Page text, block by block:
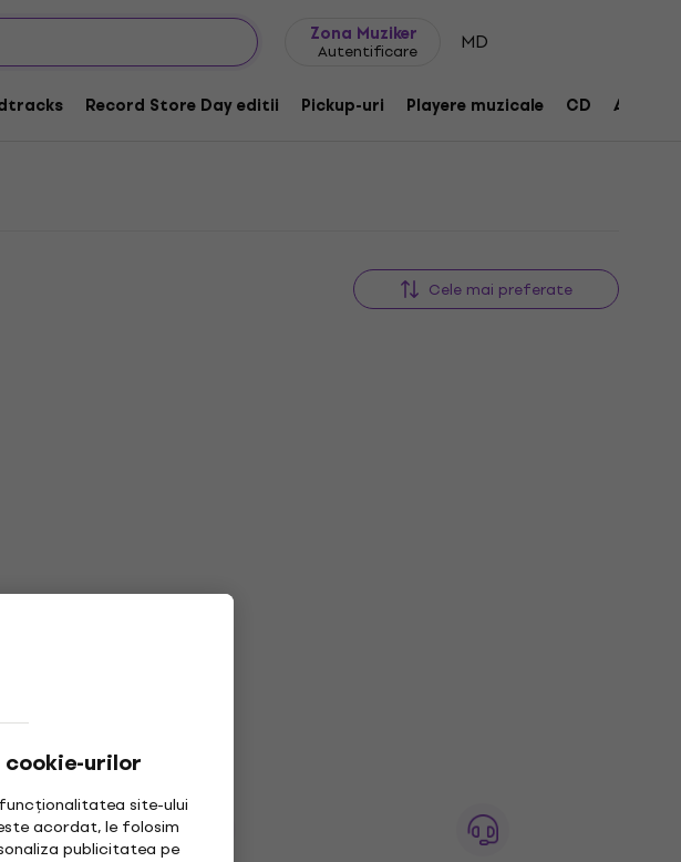
Zona Muziker
Autentificare MD
Record Store Day editii Pickup-uri Playere muzicale CD
urilor
site-ului
acordat, le folosim
publicitatea pe
Cele mai preferate
Edition) (2